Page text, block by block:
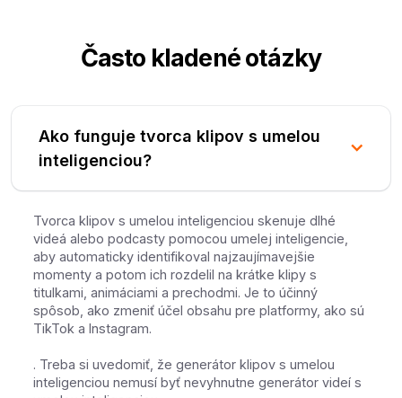
Často kladené otázky
Ako funguje tvorca klipov s umelou
inteligenciou?
Tvorca klipov s umelou inteligenciou skenuje dlhé
videá alebo podcasty pomocou umelej inteligencie,
aby automaticky identifikoval najzaujímavejšie
momenty a potom ich rozdelil na krátke klipy s
titulkami, animáciami a prechodmi. Je to účinný
spôsob, ako zmeniť účel obsahu pre platformy, ako sú
TikTok a Instagram.
. Treba si uvedomiť, že generátor klipov s umelou
inteligenciou nemusí byť nevyhnutne generátor videí s